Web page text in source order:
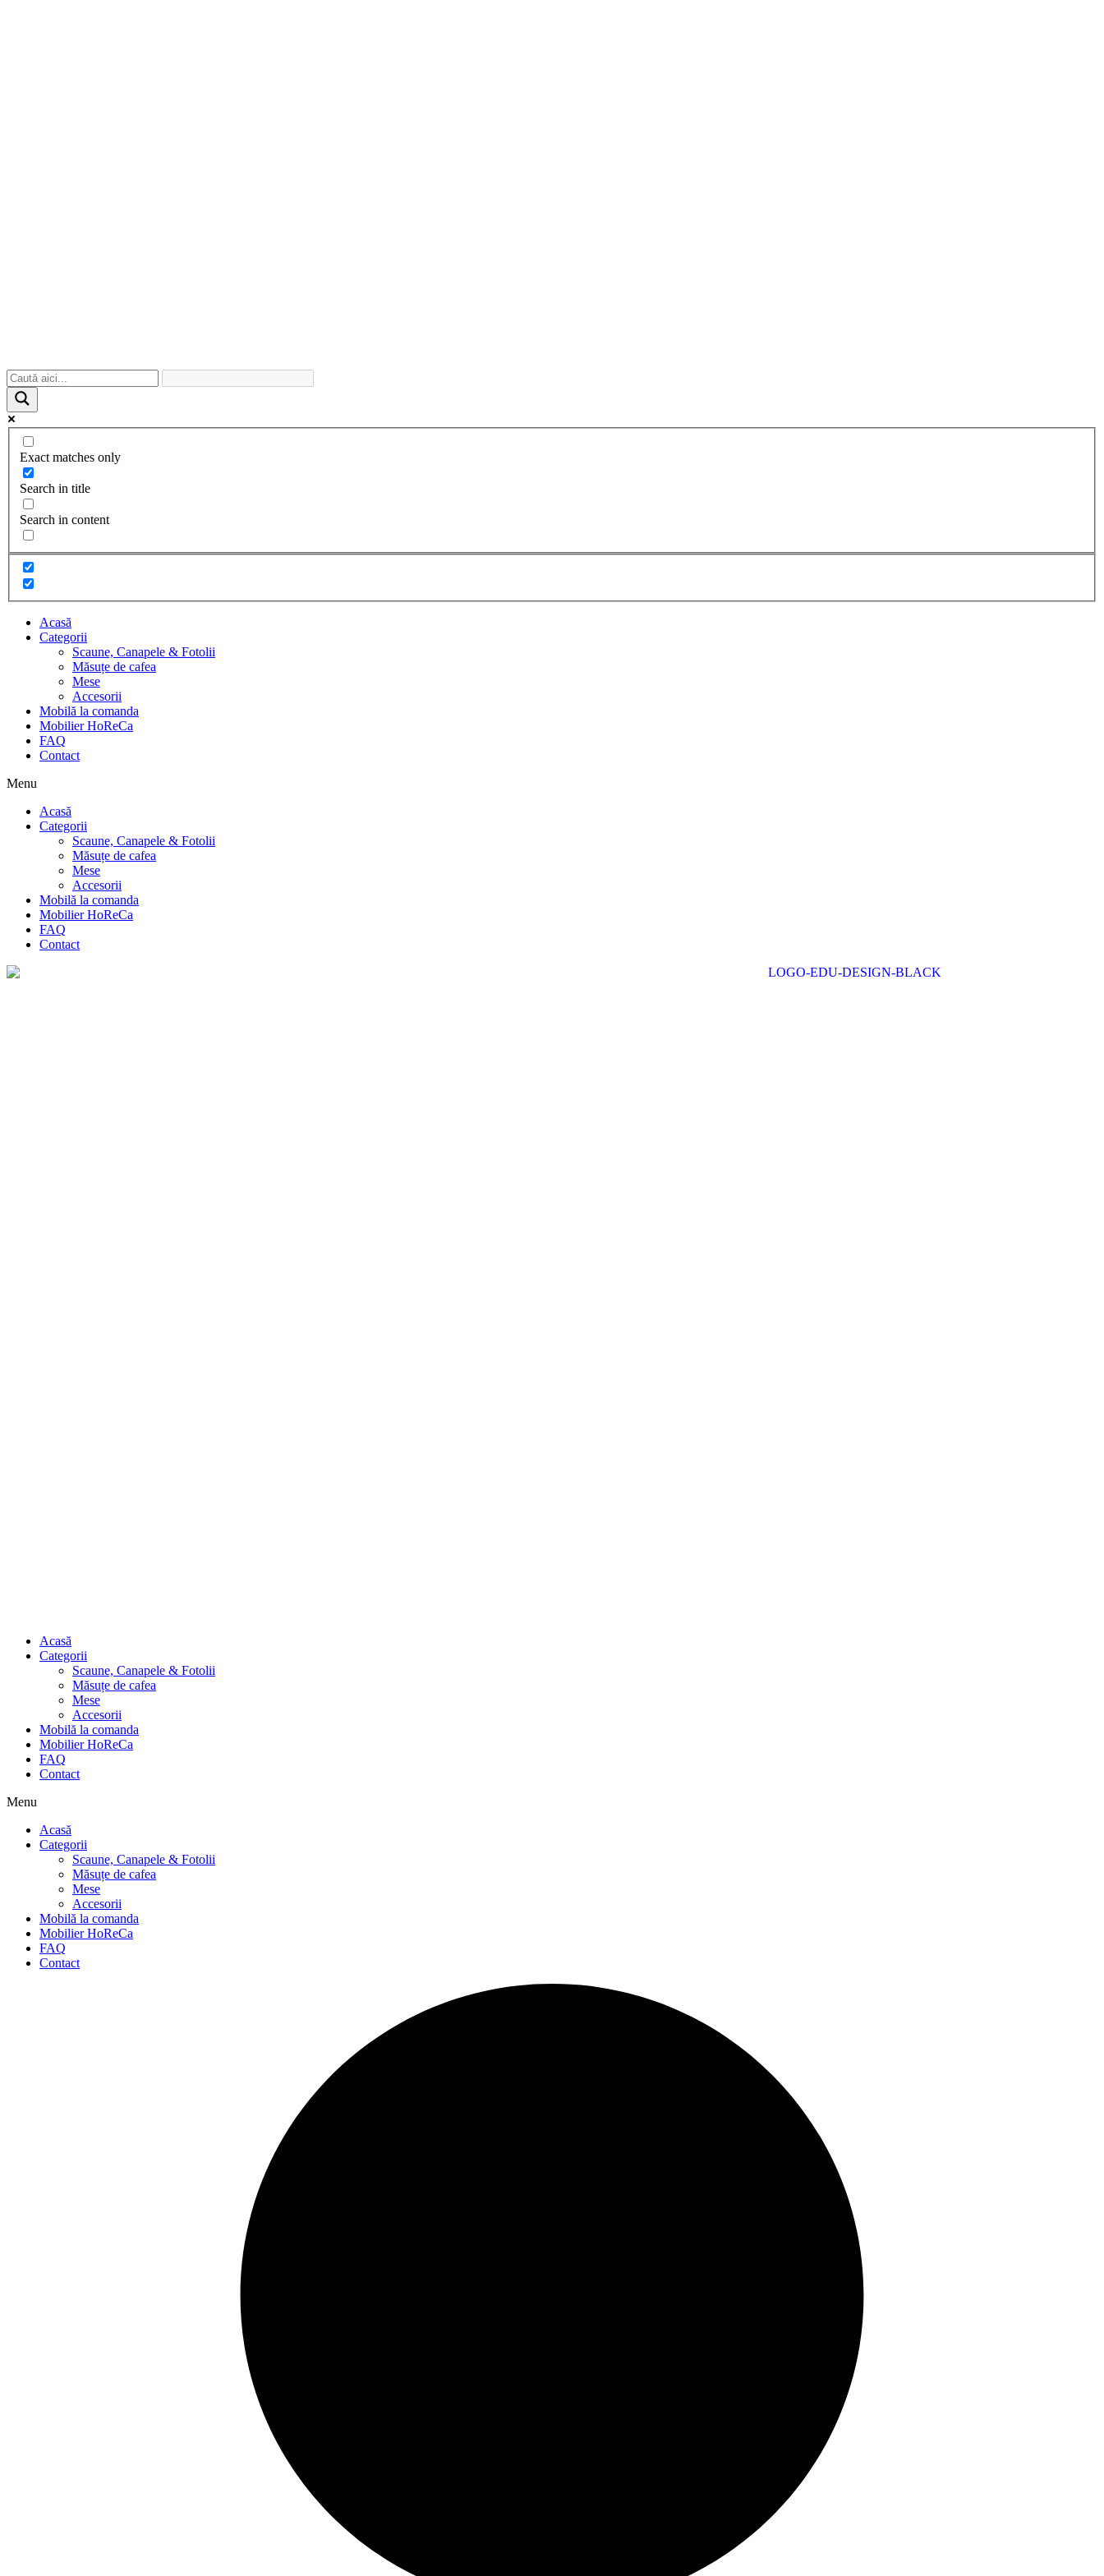
Exact matches only
Search in title
Search in content
Acasă
Categorii
Scaune, Canapele & Fotolii
Măsuțe de cafea
Mese
Accesorii
Mobilă la comanda
Mobilier HoReCa
FAQ
Contact
Menu
Acasă
Categorii
Scaune, Canapele & Fotolii
Măsuțe de cafea
Mese
Accesorii
Mobilă la comanda
Mobilier HoReCa
FAQ
Contact
Acasă
Categorii
Scaune, Canapele & Fotolii
Măsuțe de cafea
Mese
Accesorii
Mobilă la comanda
Mobilier HoReCa
FAQ
Contact
Menu
Acasă
Categorii
Scaune, Canapele & Fotolii
Măsuțe de cafea
Mese
Accesorii
Mobilă la comanda
Mobilier HoReCa
FAQ
Contact